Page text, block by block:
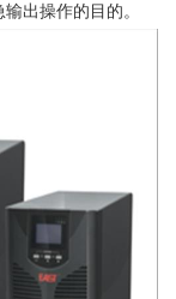
出操作的目的。